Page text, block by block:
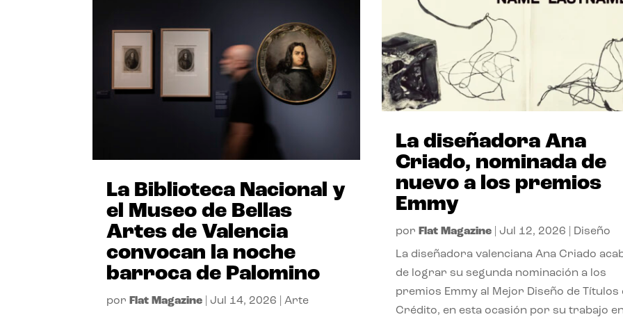
La Biblioteca Nacional y
el Museo de Bellas
Artes de Valencia
convocan la noche
barroca de Palomino
por Flat Magazine Jul 14, 2026 |Arte
La diseñadora Ana
Criado, nominada de
nuevo a los premios
Emmy
por Flat Magazine| Jul 12, 2026 Diseño
La diseñadora valenciana Ana Criado
de lograr su segunda nominación a los
premios Emmy al Mejor Diseño de Títulos
Crédito, en esta ocasión por su trabajo